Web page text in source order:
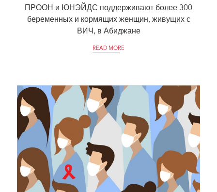
ПРООН и ЮНЭЙДС поддерживают более 300
беременных и кормящих женщин, живущих с
ВИЧ, в Абиджане
READ MORE